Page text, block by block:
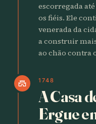
escorregada
os fiéis. Ele
venerada da
a construir
ao chão contra
castle 1748
A Casa
Ergue